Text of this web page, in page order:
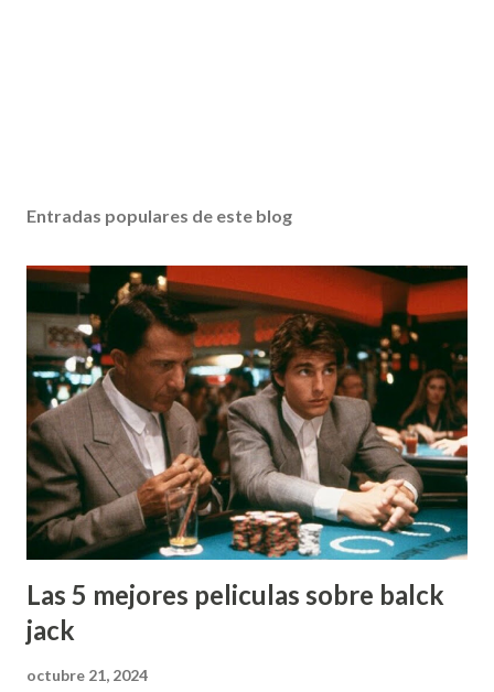
b
c
a
u
n
c
o
m
e
n
t
o
Entradas populares de este blog
Las 5 mejores peliculas sobre balck
jack
octubre 21, 2024